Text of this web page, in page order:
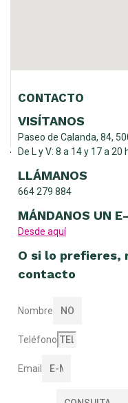
CONTACTO
VISÍTANOS
Paseo de Calanda, 84,
De L y V: 8 a 14 y 17 a 20
LLÁMANOS
664 279 884
MÁNDANOS UN
Desde aquí
O si lo prefieres,
contacto
Nombre
Teléfono
Email